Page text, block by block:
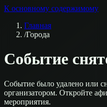
К основному содержимому
Главная
/Города
Событие
Событие было удалено или
организатором. Откройте
мероприятия.